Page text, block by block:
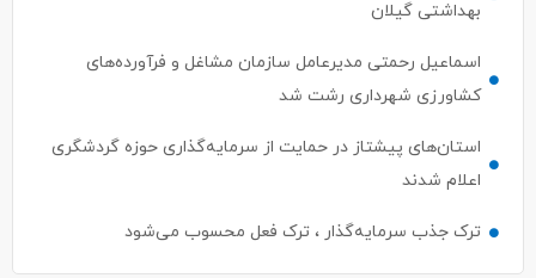
بهداشتی گیلان
اسماعیل رحمتی مدیرعامل سازمان مشاغل و فرآورده‌های
کشاورزی شهرداری رشت شد
استان‌های پیشتاز در حمایت از سرمایه‌گذاری حوزه گردشگری
اعلام شدند
ترک جذب سرمایه‌گذار ، ترک فعل محسوب می‌شود